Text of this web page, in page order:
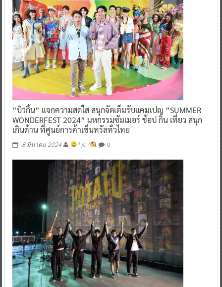
“บิวกิ้น” แจกความสดใส สนุกจัดเต็มรับแคมเปญ “SUMMER
WONDERFEST 2024” มหกรรมซัมเมอร์ ช้อป กิน เที่ยว สนุก
เกินต้าน ที่ศูนย์การค้าเซ็นทรัลทั่วไทย
8 มีนาคม 2024 ^ jo ^ 0